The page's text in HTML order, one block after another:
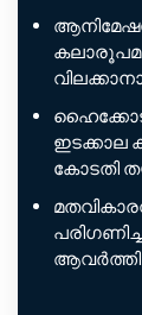
ഇടക്കാല
കോടതി